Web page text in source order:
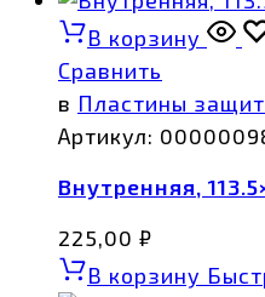
В корзину
Сравнить
в Пластины
Артикул:
Внутренняя,
225,00 ₽
В корзину